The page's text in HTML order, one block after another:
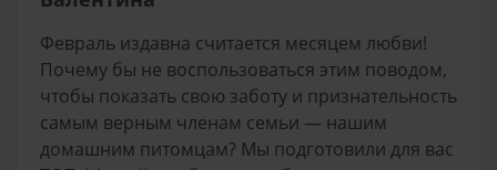
Февраль издавна считается месяцем любви!
Почему бы не воспользоваться этим поводом,
чтобы показать свою заботу и признательность
самым верным членам семьи — нашим
домашним питомцам? Мы подготовили для вас